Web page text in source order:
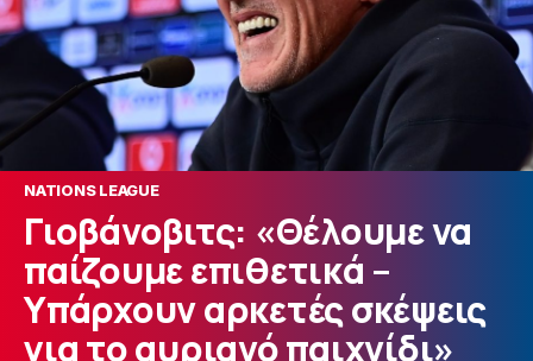
NATIONS LEAGUE
Γιοβάνοβιτς: «Θέλουμε να
παίζουμε επιθετικά –
Υπάρχουν αρκετές σκέψεις
για το αυριανό παιχνίδι»